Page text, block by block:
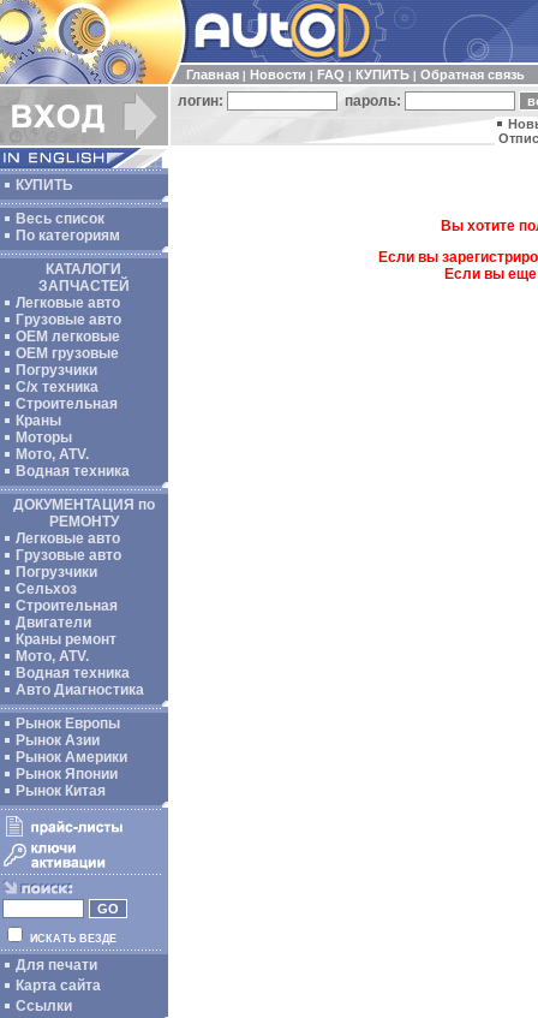
Главная Новости FAQ КУПИТЬ Обратная связь
логин: пароль:
КУПИТЬ
Весь список
По категориям
КАТАЛОГИ
ЗАПЧАСТЕЙ
Легковые авто
Грузовые авто
ОЕМ легковые
OEM грузовые
Погрузчики
С/х техника
Строительная
Краны
Моторы
Мото, ATV.
Водная техника
ДОКУМЕНТАЦИЯ по
РЕМОНТУ
Легковые авто
Грузовые авто
Погрузчики
Сельхоз
Строительная
Двигатели
Краны ремонт
Мото, ATV.
Водная техника
Авто Диагностика
Рынок Европы
Рынок Азии
Рынок Америки
Рынок Японии
Рынок Китая
ИСКАТЬ ВЕЗДЕ
Для печати
Карта сайта
Ссылки
Вы хотите
Если вы
Если вы еще